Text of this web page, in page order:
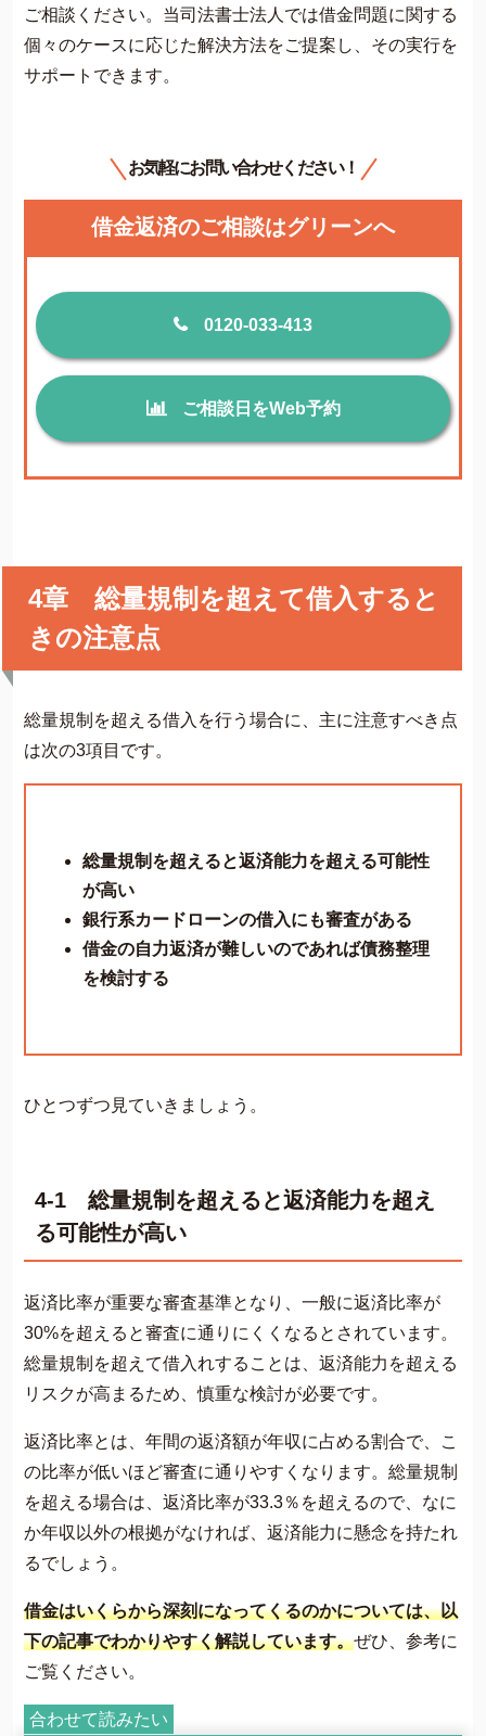
ご相談ください。当司法書士法人では借金問題に関する
個々のケースに応じた解決方法をご提案し、その実行を
サポートできます。
お気軽にお問い合わせください！
借金返済のご相談はグリーンへ
0120-033-413
ご相談日をWeb予約
4章 総量規制を超えて借入すると
きの注意点
総量規制を超える借入を行う場合に、主に注意すべき点
は次の3項目です。
総量規制を超えると返済能力を超える可能性
が高い
銀行系カードローンの借入にも審査がある
借金の自力返済が難しいのであれば債務整理
を検討する
ひとつずつ見ていきましょう。
4-1 総量規制を超えると返済能力を超え
る可能性が高い
返済比率が重要な審査基準となり、一般に返済比率が
30%を超えると審査に通りにくくなるとされています。
総量規制を超えて借入れすることは、返済能力を超える
リスクが高まるため、慎重な検討が必要です。
返済比率とは、年間の返済額が年収に占める割合で、こ
の比率が低いほど審査に通りやすくなります​​。総量規制
を超える場合は、返済比率が33.3％を超えるので、なに
か年収以外の根拠がなければ、返済能力に懸念を持たれ
るでしょう。
借金はいくらから深刻になってくるのかについては、以
下の記事でわかりやすく解説しています。ぜひ、参考に
ご覧ください。
合わせて読みたい